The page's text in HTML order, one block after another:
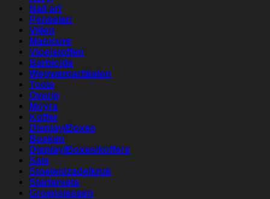
Nail art
Penselen
Vijlen
Manicure
Vloeistoffen
Barbicide
Wegwerpartikelen
Tools
Overig
Moyra
Koffer
Display/Boxes
Boeken
Display/Boxes/koffers
Sale
Stoelen/zadelkruk
Startersets
Groepslessen